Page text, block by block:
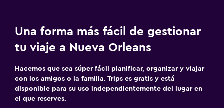
Una forma más fácil de gestionar
tu viaje a Nueva Orleans
Hacemos que sea súper fácil planificar, organizar y viajar
con los amigos o la familia. Trips es gratis y está
disponible para su uso independientemente del lugar en
el que reserves.